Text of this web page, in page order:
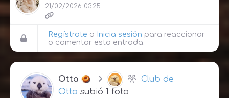
21/02/2026 03:25
Regístrate o Inicia sesión para reaccionar
o comentar esta entrada.
Otta
Club de
Otta subió 1 foto